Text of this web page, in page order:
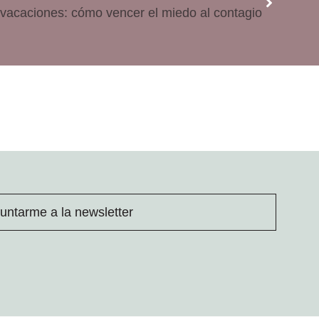
cómo vencer el miedo al contagio
a la newsletter